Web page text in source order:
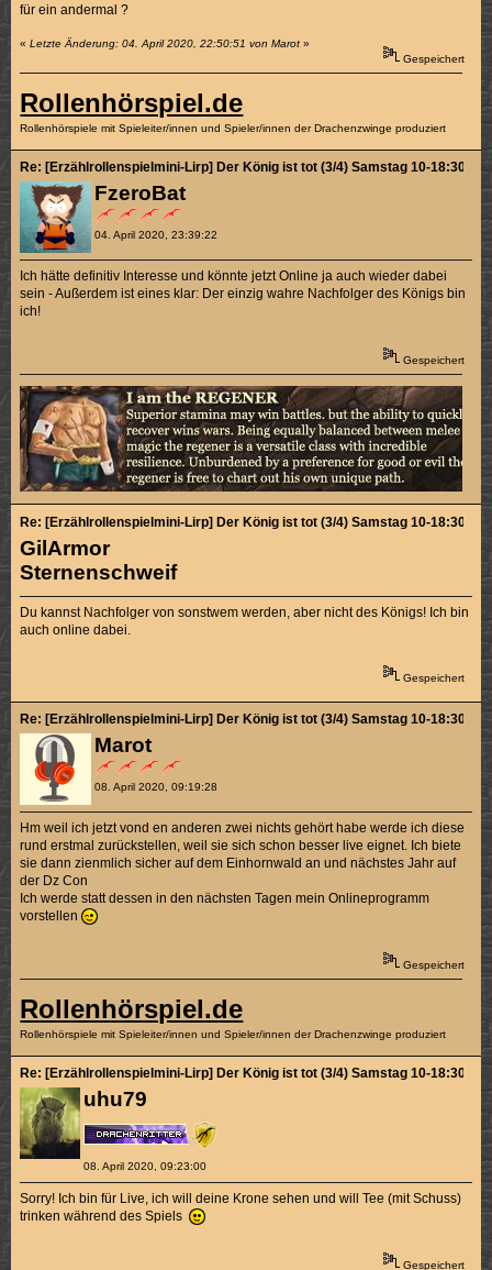
für ein andermal ?
«Letzte Änderung: 04. April 2020, 22:50:51 von Marot »
Gespeichert
Rollenhörspiel.de
Rollenhörspiele mit Spieleiter/innen und Spieler/innen der Drachenzwinge produziert
FzeroBat
04. April 2020, 23:39:22
Re: [Erzählrollenspielmini-Lirp] Der König ist tot (3/4) Samstag 10-18:30
Ich hätte definitiv Interesse und könnte jetzt Online ja auch wieder dabei
sein - Außerdem ist eines klar: Der einzig wahre Nachfolger des Königs bin
ich!
Gespeichert
GilArmor
Sternenschweif
Re: [Erzählrollenspielmini-Lirp] Der König ist tot (3/4) Samstag 10-18:30
Du kannst Nachfolger von sonstwem werden, aber nicht des Königs! Ich bin
auch online dabei.
Gespeichert
Marot
08. April 2020, 09:19:28
Re: [Erzählrollenspielmini-Lirp] Der König ist tot (3/4) Samstag 10-18:30
Hm weil ich jetzt vond en anderen zwei nichts gehört habe werde ich diese
rund erstmal zurückstellen, weil sie sich schon besser live eignet. Ich biete
sie dann zienmlich sicher auf dem Einhornwald an und nächstes Jahr auf
der Dz Con
Ich werde statt dessen in den nächsten Tagen mein Onlineprogramm
vorstellen
Gespeichert
Rollenhörspiel.de
Rollenhörspiele mit Spieleiter/innen und Spieler/innen der Drachenzwinge produziert
uhu79
08. April 2020, 09:23:00
Re: [Erzählrollenspielmini-Lirp] Der König ist tot (3/4) Samstag 10-18:30
Sorry! Ich bin für Live, ich will deine Krone sehen und will Tee (mit Schuss)
trinken während des Spiels
Gespeichert